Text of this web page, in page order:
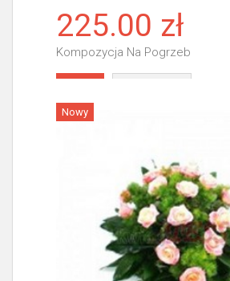
225.00 zł
Kompozycja Na Pogrzeb
Nowy